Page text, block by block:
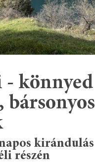
könnyed
bársonyos
kirándulás
részén